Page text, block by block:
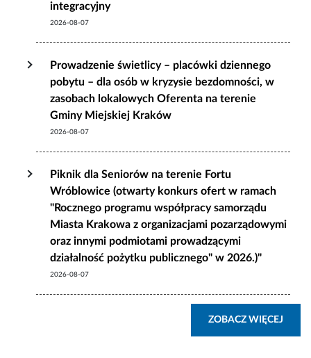
integracyjny
2026-08-07
Prowadzenie świetlicy – placówki dziennego
pobytu – dla osób w kryzysie bezdomności, w
zasobach lokalowych Oferenta na terenie
Gminy Miejskiej Kraków
2026-08-07
Piknik dla Seniorów na terenie Fortu
Wróblowice (otwarty konkurs ofert w ramach
"Rocznego programu współpracy samorządu
Miasta Krakowa z organizacjami pozarządowymi
oraz innymi podmiotami prowadzącymi
działalność pożytku publicznego" w 2026.)"
2026-08-07
ZOBACZ WIĘCEJ